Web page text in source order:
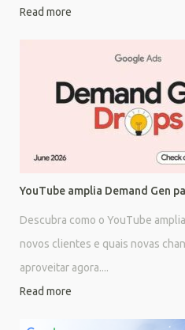
Read more
YouTube amplia Demand Gen
Descubra como o YouTube
novos clientes e quais novas
aproveitar agora....
Read more